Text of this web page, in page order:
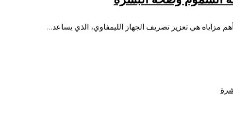
مزاياه هي تعزيز تصريف الجهاز الليمفاوي، الذي يساعد…